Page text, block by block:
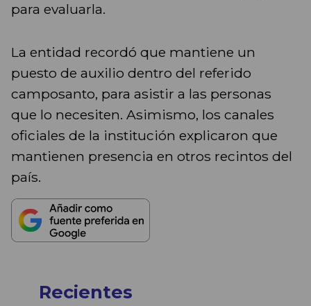
para evaluarla.
La entidad recordó que mantiene un
puesto de auxilio dentro del referido
camposanto, para asistir a las personas
que lo necesiten. Asimismo, los canales
oficiales de la institución explicaron que
mantienen presencia en otros recintos del
país.
Recientes